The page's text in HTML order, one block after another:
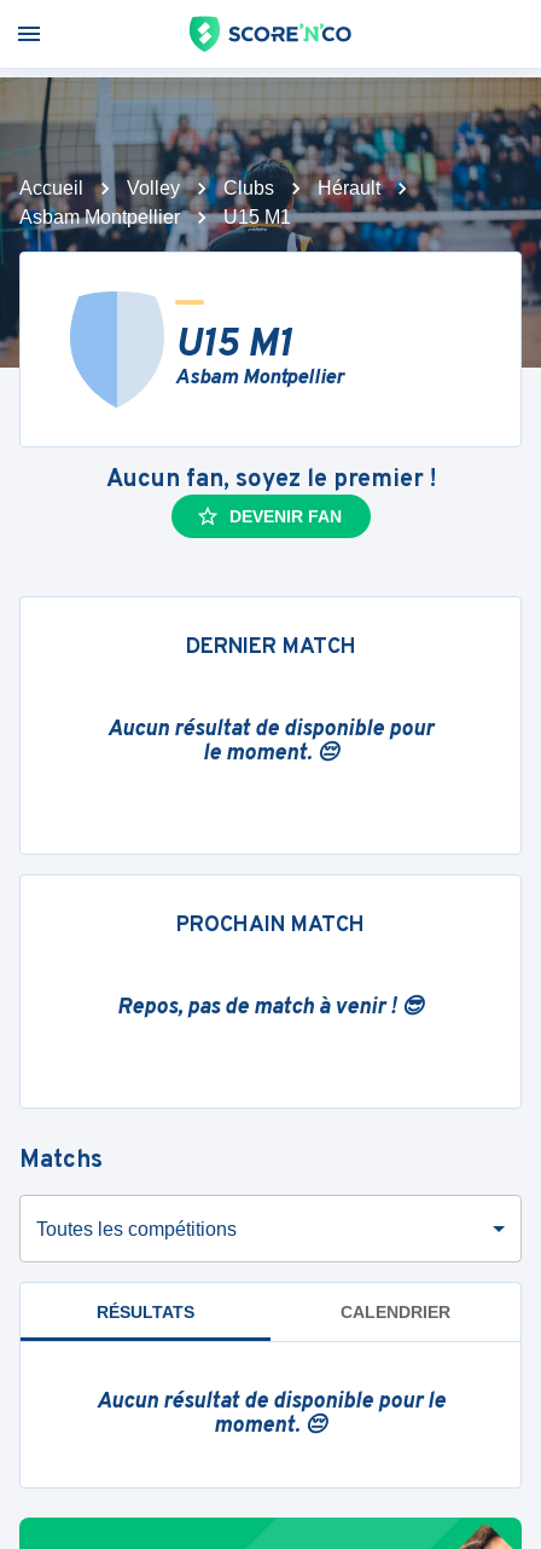
Accueil Volley Clubs
Hérault
Asbam Montpellier
U15 M1
U15 M1
Asbam Montpellier
Aucun fan, soyez le premier !
DEVENIR FAN
DERNIER MATCH
Aucun résultat de disponible pour
le moment. 😔
PROCHAIN MATCH
Repos, pas de match à venir ! 😎
Matchs
Toutes les compétitions
RÉSULTATS CALENDRIER
Aucun résultat de disponible pour le
moment. 😔